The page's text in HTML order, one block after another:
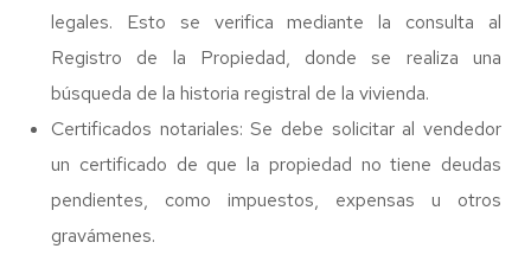
legales. Esto se verifica mediante la consulta al
Registro de la Propiedad, donde se realiza una
búsqueda de la historia registral de la vivienda.
Certificados notariales: Se debe solicitar al vendedor
un certificado de que la propiedad no tiene deudas
pendientes, como impuestos, expensas u otros
gravámenes.